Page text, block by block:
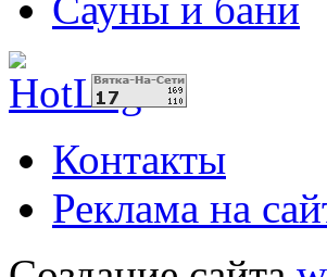
Сауны и бани
Контакты
Реклама на